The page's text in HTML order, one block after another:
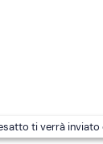
ti verrà